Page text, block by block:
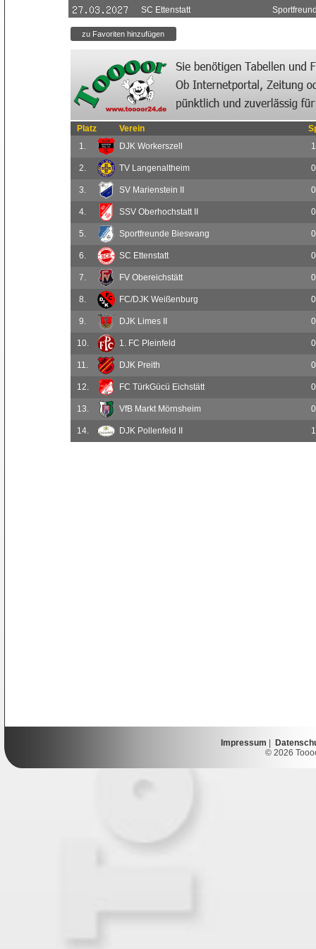
SC Ettenstatt
Platz Verein
1.
DJK Workerszell 1
2. TV Langenaltheim 0
3. SV Marienstein II 0
4. SSV Oberhochstatt II 0
5. Sportfreunde Bieswang 0
6. SC Ettenstatt 0
7. FV Obereichstätt 0
8. FC/DJK Weißenburg 0
9. DJK Limes II 0
10. 1. FC Pleinfeld 0
11. DJK Preith 0
12. FC TürkGücü Eichstätt 0
13. VfB Markt Mörnsheim 0
14. DJK Pollenfeld II 1
Impressum
© 2026